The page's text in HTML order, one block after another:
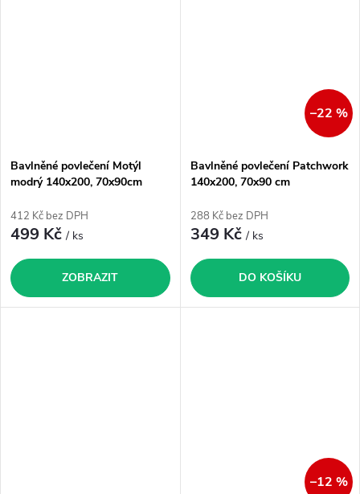
Bavlněné povlečení Motýl
modrý 140x200, 70x90cm
412 Kč bez DPH
499 Kč/ ks
ZOBRAZIT
–22 %
Bavlněné povlečení Patchwork
140x200, 70x90 cm
288 Kč bez DPH
349 Kč/ ks
DO KOŠÍKU
–12 %